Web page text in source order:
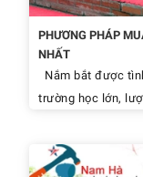
PHƯƠNG PHÁP
NHẤT
Nắm bắt được
trường học lớn,